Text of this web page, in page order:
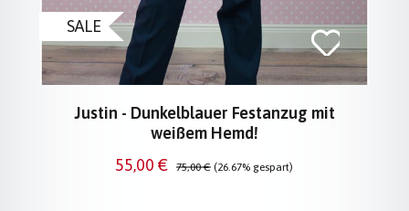
SALE
Justin - Dunkelblauer Festanzug mit
weißem Hemd!
Verkaufspreis:
55,00 € Regulärer Preis:
75,00 € (26.67% gespart)